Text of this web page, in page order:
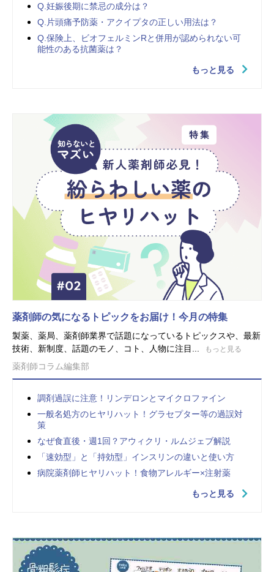
Q.妊娠後期に禁忌の成分は？
Q.片頭痛予防薬・アクイプタの正しい用法は？
Q.保険上、ビオフェルミンRと併用が認められない可
能性のある抗菌薬は？
もっと見る
薬剤師の気になるトピックをお届け！今月の特集
製薬、薬局、薬剤師業界で話題になっているトピックスや、最新
技術、新制度、話題のモノ、コト、人物に注目...
もっと見る
薬剤師コラム編集部
調剤過誤に注意！リンデロンとマイクロファイン
一般名処方のヒヤリハット！グラセプター等の過誤対
策
なぜ食直後・週1回？アウィクリ・ルムジェブ解説
「速効型」と「持効型」インスリンの違いと使い方
病院薬剤師ヒヤリハット！食物アレルギー×注射薬
もっと見る